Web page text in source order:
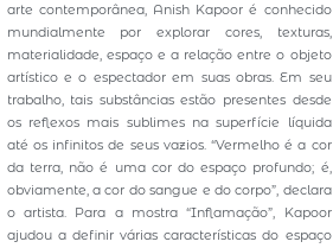
arte contemporânea, Anish Kapoor é conhecido
mundialmente por explorar cores, texturas,
materialidade, espaço e a relação entre o objeto
artístico e o espectador em suas obras. Em seu
trabalho, tais substâncias estão presentes desde
os reflexos mais sublimes na superfície líquida
até os infinitos de seus vazios. “Vermelho é a cor
da terra, não é uma cor do espaço profundo; é,
obviamente, a cor do sangue e do corpo”, declara
o artista. Para a mostra “Inflamação”, Kapoor
ajudou a definir várias características do espaço